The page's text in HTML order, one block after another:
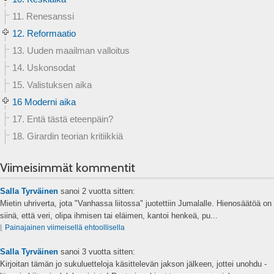
11. Renesanssi
12. Reformaatio
13. Uuden maailman valloitus
14. Uskonsodat
15. Valistuksen aika
16 Moderni aika
17. Entä tästä eteenpäin?
18. Girardin teorian kritiikkiä
Viimeisimmät kommentit
Salla Tyrväinen sanoi 2 vuotta sitten:
Mietin uhriverta, jota "Vanhassa liitossa" juotettiin Jumalalle. Hienosäätöä on
siinä, että veri, olipa ihmisen tai eläimen, kantoi henkeä, pu...
Painajainen viimeisellä ehtoollisella
Salla Tyrväinen sanoi 3 vuotta sitten:
Kirjoitan tämän jo sukuluetteloja käsittelevän jakson jälkeen, jottei unohdu -